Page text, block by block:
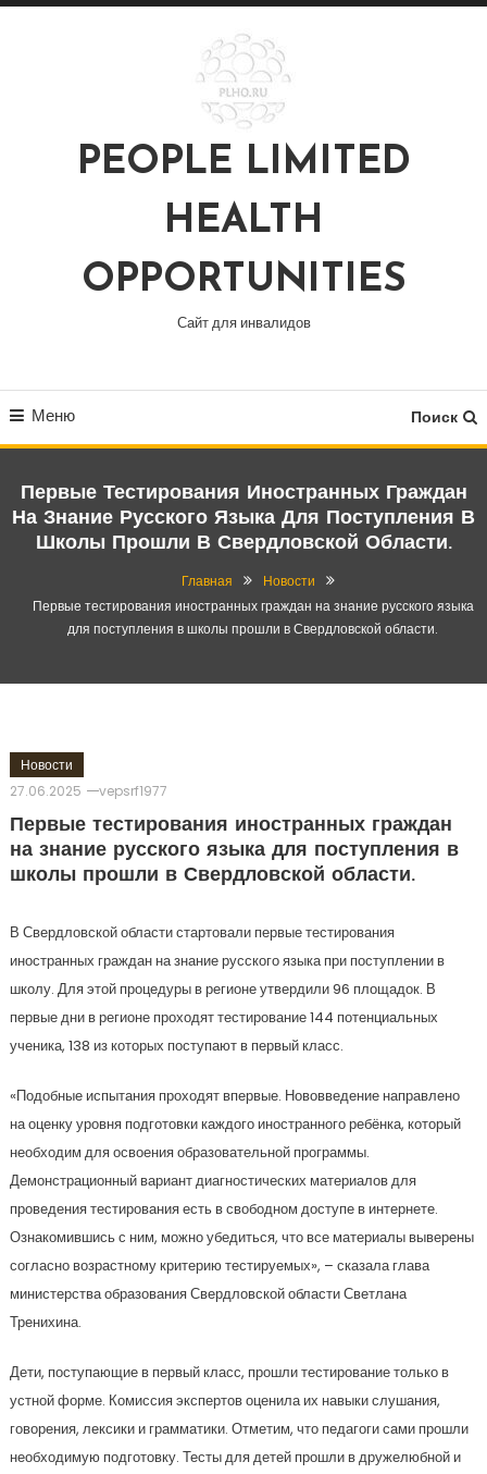
Перейти
PEOPLE LIMITED
HEALTH
OPPORTUNITIES
Сайт для инвалидов
Меню Поиск
Первые Тестирования Иностранных Граждан
На Знание Русского Языка Для Поступления В
Школы Прошли В Свердловской Области.
Главная
Новости
Первые тестирования иностранных граждан на знание русского языка
для поступления в школы прошли в Свердловской области.
Новости
27.06.2025
vepsrf1977
Первые тестирования иностранных граждан
на знание русского языка для поступления в
школы прошли в Свердловской области.
В Свердловской области стартовали первые тестирования
иностранных граждан на знание русского языка при поступлении в
школу. Для этой процедуры в регионе утвердили 96 площадок. В
первые дни в регионе проходят тестирование 144 потенциальных
ученика, 138 из которых поступают в первый класс.
«Подобные испытания проходят впервые. Нововведение направлено
на оценку уровня подготовки каждого иностранного ребёнка, который
необходим для освоения образовательной программы.
Демонстрационный вариант диагностических материалов для
проведения тестирования есть в свободном доступе в интернете.
Ознакомившись с ним, можно убедиться, что все материалы выверены
согласно возрастному критерию тестируемых», – сказала глава
министерства образования Свердловской области Светлана
Тренихина.
Дети, поступающие в первый класс, прошли тестирование только в
устной форме. Комиссия экспертов оценила их навыки слушания,
говорения, лексики и грамматики. Отметим, что педагоги сами прошли
необходимую подготовку. Тесты для детей прошли в дружелюбной и